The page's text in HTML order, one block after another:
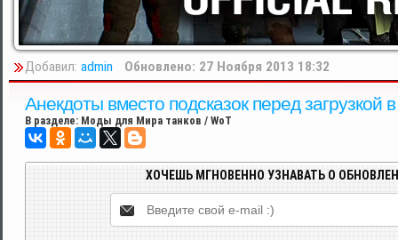
Добавил: admin Обновлено: 27 Ноября 2013 18:32
Анекдоты вместо подсказок перед загрузкой
В разделе: Моды для Мира танков / WoT
ХОЧЕШЬ МГНОВЕННО УЗНАВАТЬ О